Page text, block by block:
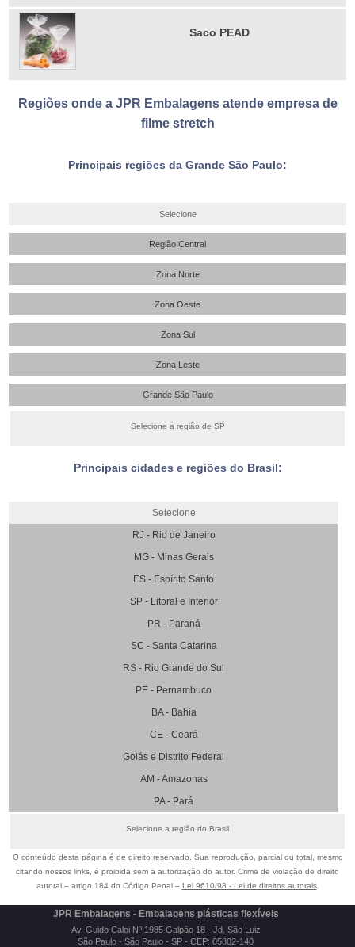
Saco PEAD
Regiões onde a JPR Embalagens atende empresa de
filme stretch
Principais regiões da Grande São Paulo:
Selecione
Região Central
Zona Norte
Zona Oeste
Zona Sul
Zona Leste
Grande São Paulo
Selecione a região de SP
Principais cidades e regiões do Brasil:
Selecione
RJ - Rio de Janeiro
MG - Minas Gerais
ES - Espírito Santo
SP - Litoral e Interior
PR - Paraná
SC - Santa Catarina
RS - Rio Grande do Sul
PE - Pernambuco
BA - Bahia
CE - Ceará
Goiás e Distrito Federal
AM - Amazonas
PA - Pará
Selecione a região do Brasil
O conteúdo desta página é de direito reservado. Sua reprodução, parcial ou total, mesmo
citando nossos links, é proibida sem a autorização do autor. Crime de violação de direito
autoral – artigo 184 do Código Penal – Lei 9610/98 - Lei de direitos autorais.
JPR Embalagens - Embalagens plásticas flexíveis
Av. Guido Caloi Nº 1985 Galpão 18 - Jd. São Luiz
São Paulo - São Paulo - SP - CEP: 05802-140